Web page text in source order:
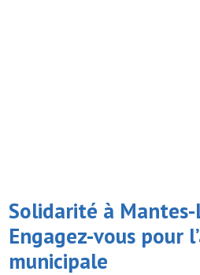
Solidarité à
Engagez-vous pour
municipale